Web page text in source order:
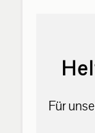
Für